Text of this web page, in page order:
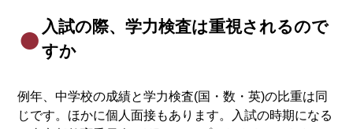
入試の際、学力検査は重視されるので
すか
例年、中学校の成績と学力検査(国・数・英)の比重は同
じです。ほかに個人面接もあります。入試の時期になる